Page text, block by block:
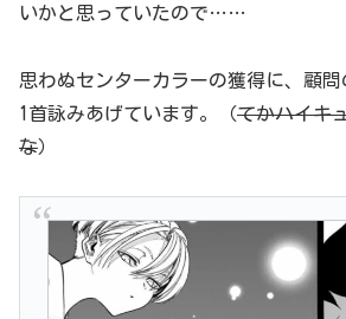
いかと思っていたので……
思わぬセンターカラーの獲得に、顧
1首詠みあげています。（てかハイキ
な）